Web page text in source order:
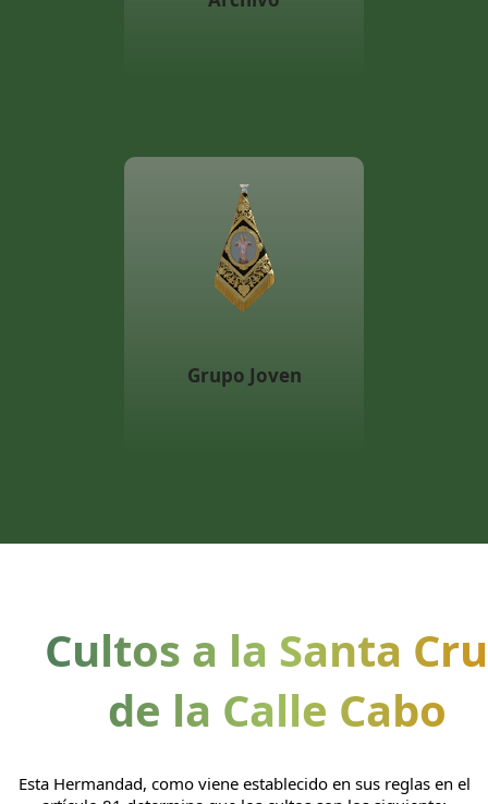
Grupo Joven
Cultos a la Santa
de la Calle Cabo
Esta Hermandad, como viene establecido en sus reglas en el